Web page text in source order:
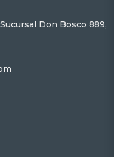
Don Bosco 889,